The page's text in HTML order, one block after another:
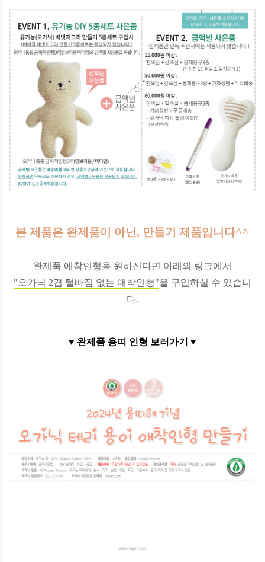
본 제품은 완제품이 아닌, 만들기 제품입니다^^
완제품 애착인형을 원하신다면 아래의 링크에서
"오가닉 2겹 털빠짐 없는 애착인형"을 구입하실 수 있습니
다.
♥ 완제품 용띠 인형 보러가기 ♥